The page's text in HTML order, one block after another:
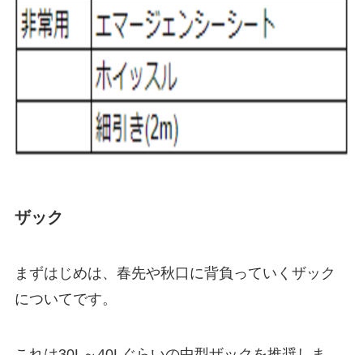
ザック
まずはじめは、春先や秋口に背負っていくザック
についてです。